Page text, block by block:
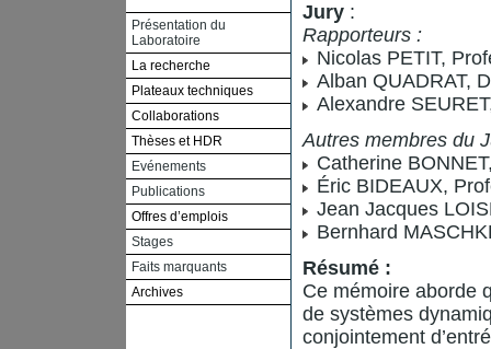
Présentation du
Laboratoire
La recherche
Plateaux techniques
Collaborations
Thèses et HDR
Evénements
Publications
Offres d’emplois
Stages
Faits marquants
Archives
Jury :
Rapporteurs :
Nicolas PETIT,
Alban QUADRAT,
Alexandre
Autres membres du
Catherine
Éric BIDEAUX,
Jean Jacques
Bernhard
Résumé :
Ce mémoire aborde
de systèmes
conjointement